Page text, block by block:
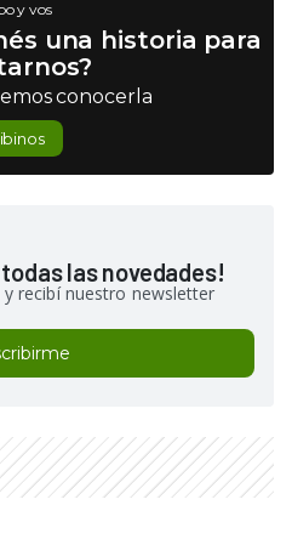
y vos
una historia para
conocerla
las novedades!
recibí nuestro newsletter